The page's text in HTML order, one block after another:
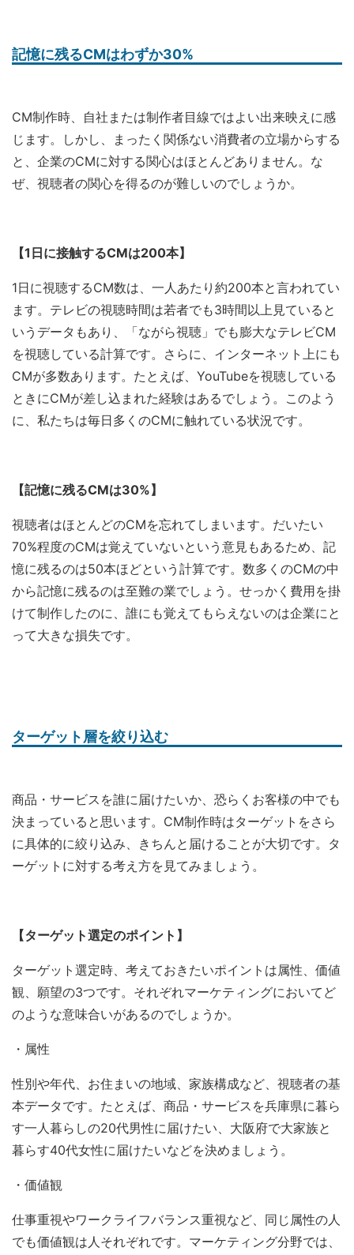
記憶に残るCMはわずか30%
CM制作時、自社または制作者目線ではよい出来映えに感
じます。しかし、まったく関係ない消費者の立場からする
と、企業のCMに対する関心はほとんどありません。な
ぜ、視聴者の関心を得るのが難しいのでしょうか。
【1日に接触するCMは200本】
1日に視聴するCM数は、一人あたり約200本と言われてい
ます。テレビの視聴時間は若者でも3時間以上見ていると
いうデータもあり、「ながら視聴」でも膨大なテレビCM
を視聴している計算です。さらに、インターネット上にも
CMが多数あります。たとえば、YouTubeを視聴している
ときにCMが差し込まれた経験はあるでしょう。このよう
に、私たちは毎日多くのCMに触れている状況です。
【記憶に残るCMは30%】
視聴者はほとんどのCMを忘れてしまいます。だいたい
70%程度のCMは覚えていないという意見もあるため、記
憶に残るのは50本ほどという計算です。数多くのCMの中
から記憶に残るのは至難の業でしょう。せっかく費用を掛
けて制作したのに、誰にも覚えてもらえないのは企業にと
って大きな損失です。
ターゲット層を絞り込む
商品・サービスを誰に届けたいか、恐らくお客様の中でも
決まっていると思います。CM制作時はターゲットをさら
に具体的に絞り込み、きちんと届けることが大切です。タ
ーゲットに対する考え方を見てみましょう。
【ターゲット選定のポイント】
ターゲット選定時、考えておきたいポイントは属性、価値
観、願望の3つです。それぞれマーケティングにおいてど
のような意味合いがあるのでしょうか。
・属性
性別や年代、お住まいの地域、家族構成など、視聴者の基
本データです。たとえば、商品・サービスを兵庫県に暮ら
す一人暮らしの20代男性に届けたい、大阪府で大家族と
暮らす40代女性に届けたいなどを決めましょう。
・価値観
仕事重視やワークライフバランス重視など、同じ属性の人
でも価値観は人それぞれです。マーケティング分野では、